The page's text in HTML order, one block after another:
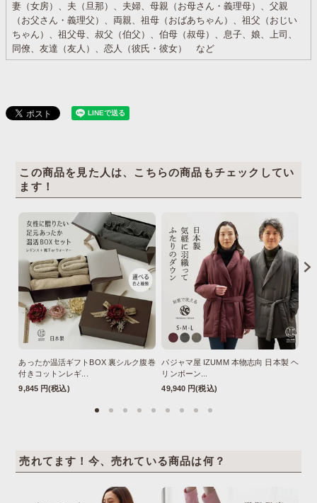
妻（女房）、夫（旦那）、夫婦、母親（お母さん・義理母）、父親
（お父さん・義理父）、両親、祖母（おばあちゃん）、祖父（おじい
ちゃん）、祖父母、叔父（伯父）、伯母（叔母）、息子、娘、上司、
同僚、友達（友人）、恋人（彼氏・彼女） など
この商品を見た人は、こちらの商品もチェックしてい
ます！
あったか温活ギフトBOX 裏シルク腹巻
付きコットンレギ...
9,845 円(税込)
パジャマ屋 IZUMM 本物志向 日本製 ヘ
リンボーン...
49,940 円(税込)
売れてます！今、売れている商品は何？